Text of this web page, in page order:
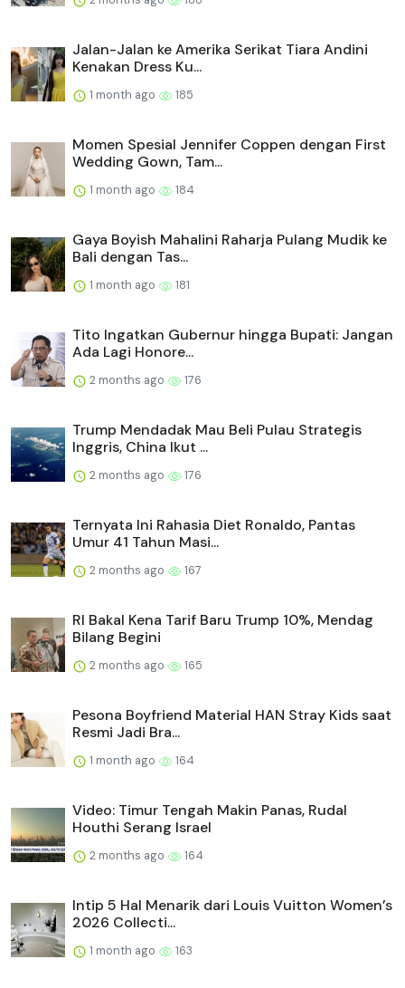
Jalan-Jalan ke Amerika Serikat Tiara Andini
Kenakan Dress Ku...
1 month ago 185
Momen Spesial Jennifer Coppen dengan First
Wedding Gown, Tam...
1 month ago 184
Gaya Boyish Mahalini Raharja Pulang Mudik ke
Bali dengan Tas...
1 month ago 181
Tito Ingatkan Gubernur hingga Bupati: Jangan
Ada Lagi Honore...
2 months ago 176
Trump Mendadak Mau Beli Pulau Strategis
Inggris, China Ikut ...
2 months ago 176
Ternyata Ini Rahasia Diet Ronaldo, Pantas
Umur 41 Tahun Masi...
2 months ago 167
RI Bakal Kena Tarif Baru Trump 10%, Mendag
Bilang Begini
2 months ago 165
Pesona Boyfriend Material HAN Stray Kids saat
Resmi Jadi Bra...
1 month ago 164
Video: Timur Tengah Makin Panas, Rudal
Houthi Serang Israel
2 months ago 164
Intip 5 Hal Menarik dari Louis Vuitton Women’s
2026 Collecti...
1 month ago 163